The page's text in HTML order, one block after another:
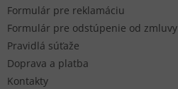
Formulár pre reklamáciu
Formulár pre odstúpenie od zmluvy
Pravidlá súťaže
Doprava a platba
Kontakty